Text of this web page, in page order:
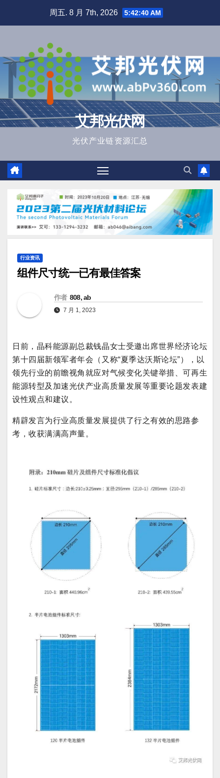
周五. 8 月 7th, 2026 5:42:41 AM
艾邦光伏网
光伏产业链资源汇总
行业资讯
组件尺寸统一已有最佳答案
作者 808, ab
7 月 1, 2023
日前，晶科能源副总裁钱晶女士受邀出席世界经济论坛
第十四届新领军者年会（又称“夏季达沃斯论坛”），以
领先行业的前瞻视角就应对气候变化关键举措、可再生
能源转型及加速光伏产业高质量发展等重要论题发表建
设性观点和建议。
精辟发言为行业高质量发展提供了行之有效的思路参
考，收获满满高声量。